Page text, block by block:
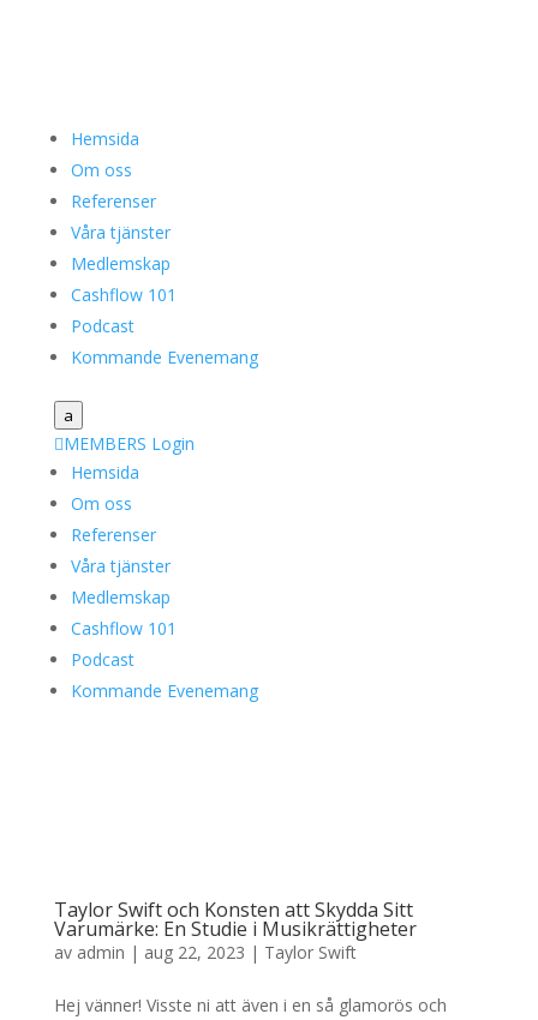
Hemsida
Om oss
Referenser
Våra tjänster
Medlemskap
Cashflow 101
Podcast
Kommande Evenemang
a
MEMBERS Login
Hemsida
Om oss
Referenser
Våra tjänster
Medlemskap
Cashflow 101
Podcast
Kommande Evenemang
Taylor Swift och Konsten att Skydda Sitt
Varumärke: En Studie i Musikrättigheter
av admin | aug 22, 2023 | Taylor Swift
Hej vänner! Visste ni att även i en så glamorös och